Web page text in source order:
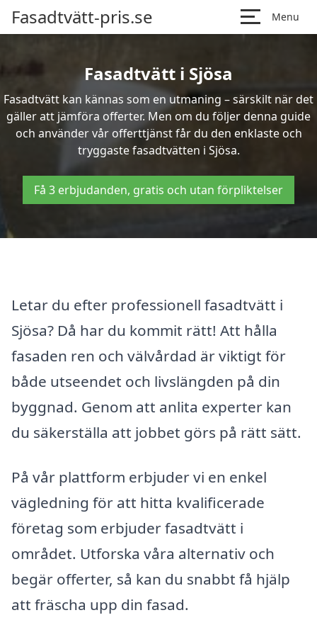
Fasadtvätt-pris.se Menu
Fasadtvätt i Sjösa
Fasadtvätt kan kännas som en utmaning – särskilt när det
gäller att jämföra offerter. Men om du följer denna guide
och använder vår offerttjänst får du den enklaste och
tryggaste fasadtvätten i Sjösa.
Få 3 erbjudanden, gratis och utan förpliktelser
Letar du efter professionell fasadtvätt i
Sjösa? Då har du kommit rätt! Att hålla
fasaden ren och välvårdad är viktigt för
både utseendet och livslängden på din
byggnad. Genom att anlita experter kan
du säkerställa att jobbet görs på rätt sätt.
På vår plattform erbjuder vi en enkel
vägledning för att hitta kvalificerade
företag som erbjuder fasadtvätt i
området. Utforska våra alternativ och
begär offerter, så kan du snabbt få hjälp
att fräscha upp din fasad.